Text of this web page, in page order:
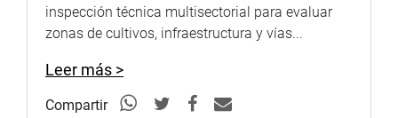
En representación de la congresista Elizabeth Medina, se
informó las gestiones que se está realizando para hacer
cumplir el reglamento a favor de los alcaldes. A la vez, se
favor de los centros poblados y de todos nuestros
inspección técnica multisectorial para evaluar
zonas de cultivos, infraestructura y vías...
Leer más >
Compartir